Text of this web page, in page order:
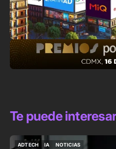
Te puede interesar
ADTECH
IA
NOTICIAS